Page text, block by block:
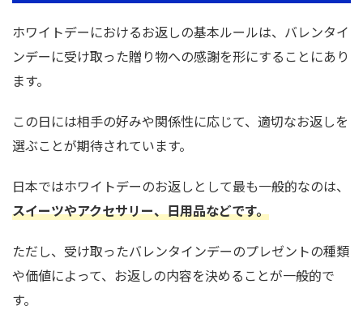
ホワイトデーにおけるお返しの基本ルールは、バレンタイ
ンデーに受け取った贈り物への感謝を形にすることにあり
ます。
この日には相手の好みや関係性に応じて、適切なお返しを
選ぶことが期待されています。
日本ではホワイトデーのお返しとして最も一般的なのは、
スイーツやアクセサリー、日用品などです。
ただし、受け取ったバレンタインデーのプレゼントの種類
や価値によって、お返しの内容を決めることが一般的で
す。